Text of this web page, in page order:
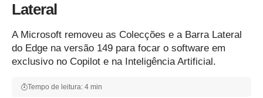
Lateral
A Microsoft removeu as Colecções e a Barra Lateral
do Edge na versão 149 para focar o software em
exclusivo no Copilot e na Inteligência Artificial.
Tempo de leitura: 4 min